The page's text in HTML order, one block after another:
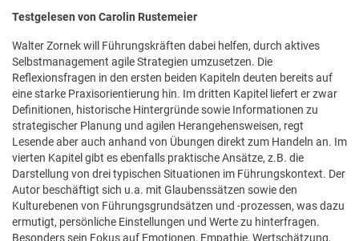
Testgelesen von Carolin Rustemeier
Walter Zornek will Führungskräften dabei helfen, durch aktives
Selbstmanagement agile Strategien umzusetzen. Die
Reflexionsfragen in den ersten beiden Kapiteln deuten bereits auf
eine starke Praxisorientierung hin. Im dritten Kapitel liefert er zwar
Definitionen, historische Hintergründe sowie Informationen zu
strategischer Planung und agilen Herangehensweisen, regt
Lesende aber auch anhand von Übungen direkt zum Handeln an. Im
vierten Kapitel gibt es ebenfalls praktische Ansätze, z.B. die
Darstellung von drei typischen Situationen im Führungskontext. Der
Autor beschäftigt sich u.a. mit Glaubenssätzen sowie den
Kulturebenen von Führungsgrundsätzen und -prozessen, was dazu
ermutigt, persönliche Einstellungen und Werte zu hinterfragen.
Besonders sein Fokus auf Emotionen, Empathie, Wertschätzung,